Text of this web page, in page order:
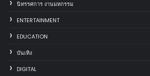
นิทรรศการ งานมหกรรม
ENTERTAINMENT
EDUCATION
บันเทิง
DIGITAL